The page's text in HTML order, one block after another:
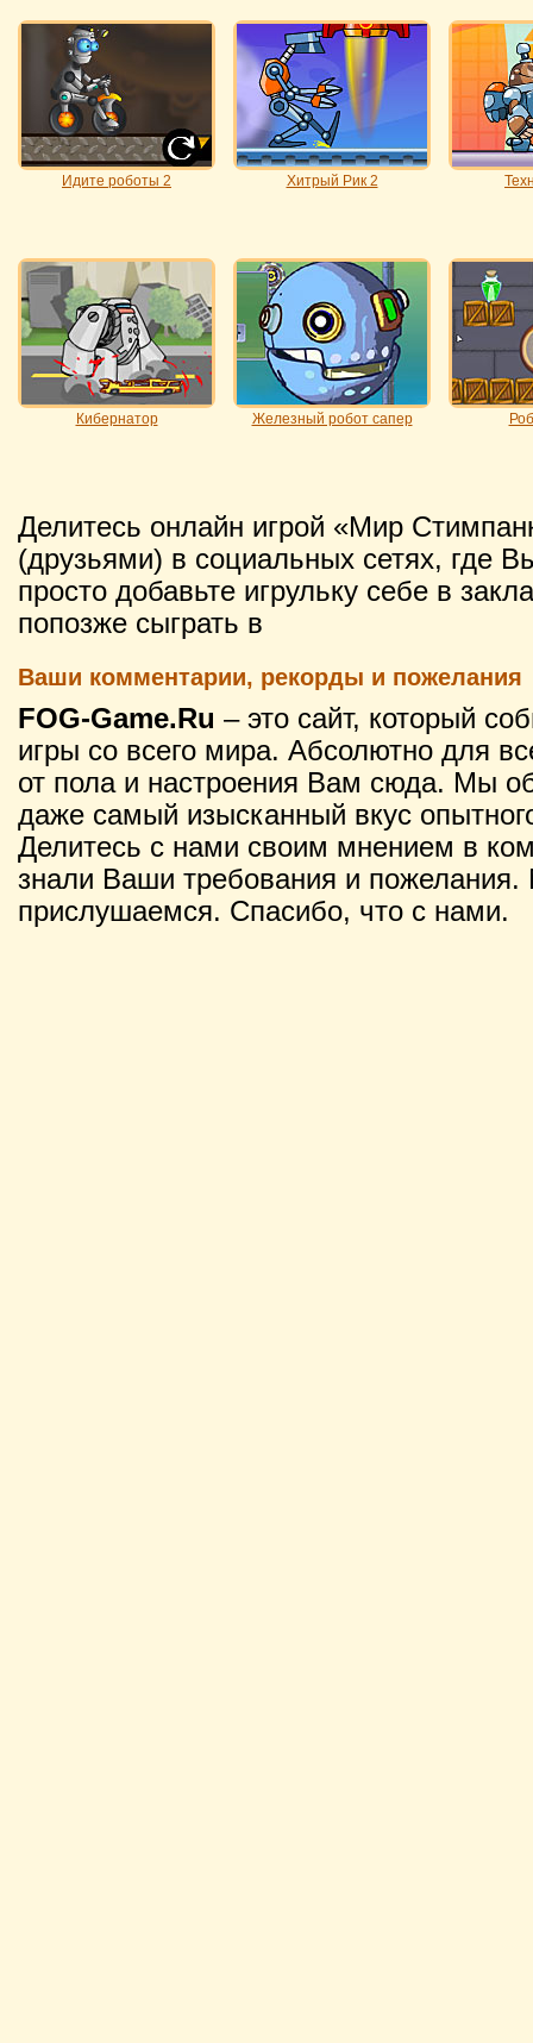
Идите роботы 2 Хитрый Рик 2
Кибернатор Железный робот сапер
Делитесь онлайн игрой «Мир
(друзьями) в социальных сетях, где
просто добавьте игрульку себе в
попозже сыграть в
Ваши комментарии, рекорды и пожелания
FOG-Game.Ru – это сайт, который
игры со всего мира. Абсолютно для
от пола и настроения Вам сюда. Мы
даже самый изысканный вкус
Делитесь с нами своим мнением в
знали Ваши требования и
прислушаемся. Спасибо, что с нами.